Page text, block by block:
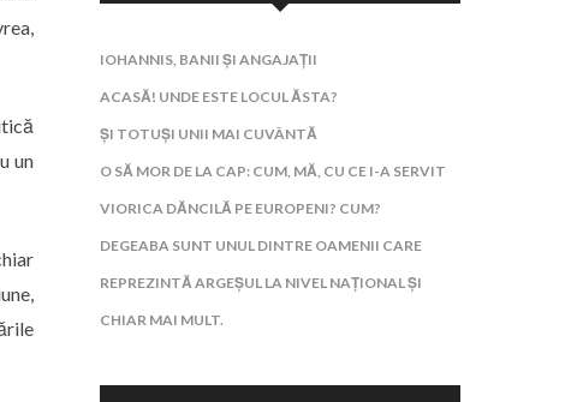
un
IOHANNIS, BANII ȘI ANGAJAȚII
ACASĂ! UNDE ESTE LOCUL ĂSTA?
ȘI TOTUȘI UNII MAI CUVÂNTĂ
O SĂ MOR DE LA CAP: CUM, MĂ, CU CE I-A SERVIT
VIORICA DĂNCILĂ PE EUROPENI? CUM?
DEGEABA SUNT UNUL DINTRE OAMENII CARE
REPREZINTĂ ARGEȘUL LA NIVEL NAȚIONAL ȘI
CHIAR MAI MULT.